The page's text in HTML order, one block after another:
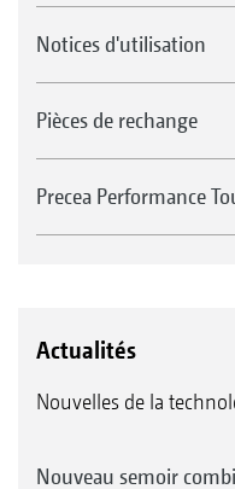
Notices d'utilisation
Pièces de rechange
Precea Performance
Actualités
Nouvelles de la
Nouveau semoir